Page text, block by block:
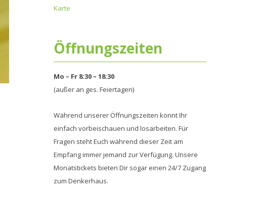
Karte
Öffnungszeiten
Mo – Fr 8:30 – 18:30
(außer an ges. Feiertagen)
Während unserer Öffnungszeiten könnt Ihr
einfach vorbeischauen und losarbeiten. Für
Fragen steht Euch während dieser Zeit am
Empfang immer jemand zur Verfügung. Unsere
Monatstickets bieten Dir sogar einen 24/7 Zugang
zum Denkerhaus.